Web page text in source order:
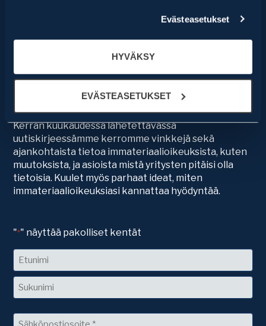
yhteistyötahot keräävät ja käyttävät kaikkia evästetietoja
ja laitetunnisteita. Klikkaamalla EVÄSTEASETUKSET,
pystyt tarkemmin määrittelemään mitä tietoa Boco IP ja
myöhemmin muuttaa asetuksia ja peruuttaa antamasi
suostumukset klikkaamalla ruudun vasemmassa
alakulmassa olevaa eväste-ikonia.
Evästeasetukset
HYVÄKSY
EVÄSTEASETUKSET
Tilaa uutiskirjeemme
sisältöisiin webinaareihin, jossa alan ammattilaiset
eri yrityksistä kutsutaan asiantuntijapuhujiksi.
Kerran kuukaudessa lähetettävässä
uutiskirjeessämme kerromme vinkkejä sekä
ajankohtaista tietoa immateriaalioikeuksista, kuten
muutoksista, ja asioista mistä yritysten pitäisi olla
tietoisia. Kuulet myös parhaat ideat, miten
immateriaalioikeuksiasi kannattaa hyödyntää.
"*" näyttää pakolliset kentät
Nimi
Etunimi
Sähköposti